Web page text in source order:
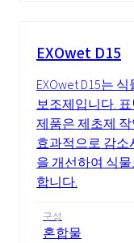
EXOwet D15
EXOwet D15는
보조제입니다.
제품은 제초제
효과적으로 감소
을 개선하여 식
합니다.
구성
혼합물